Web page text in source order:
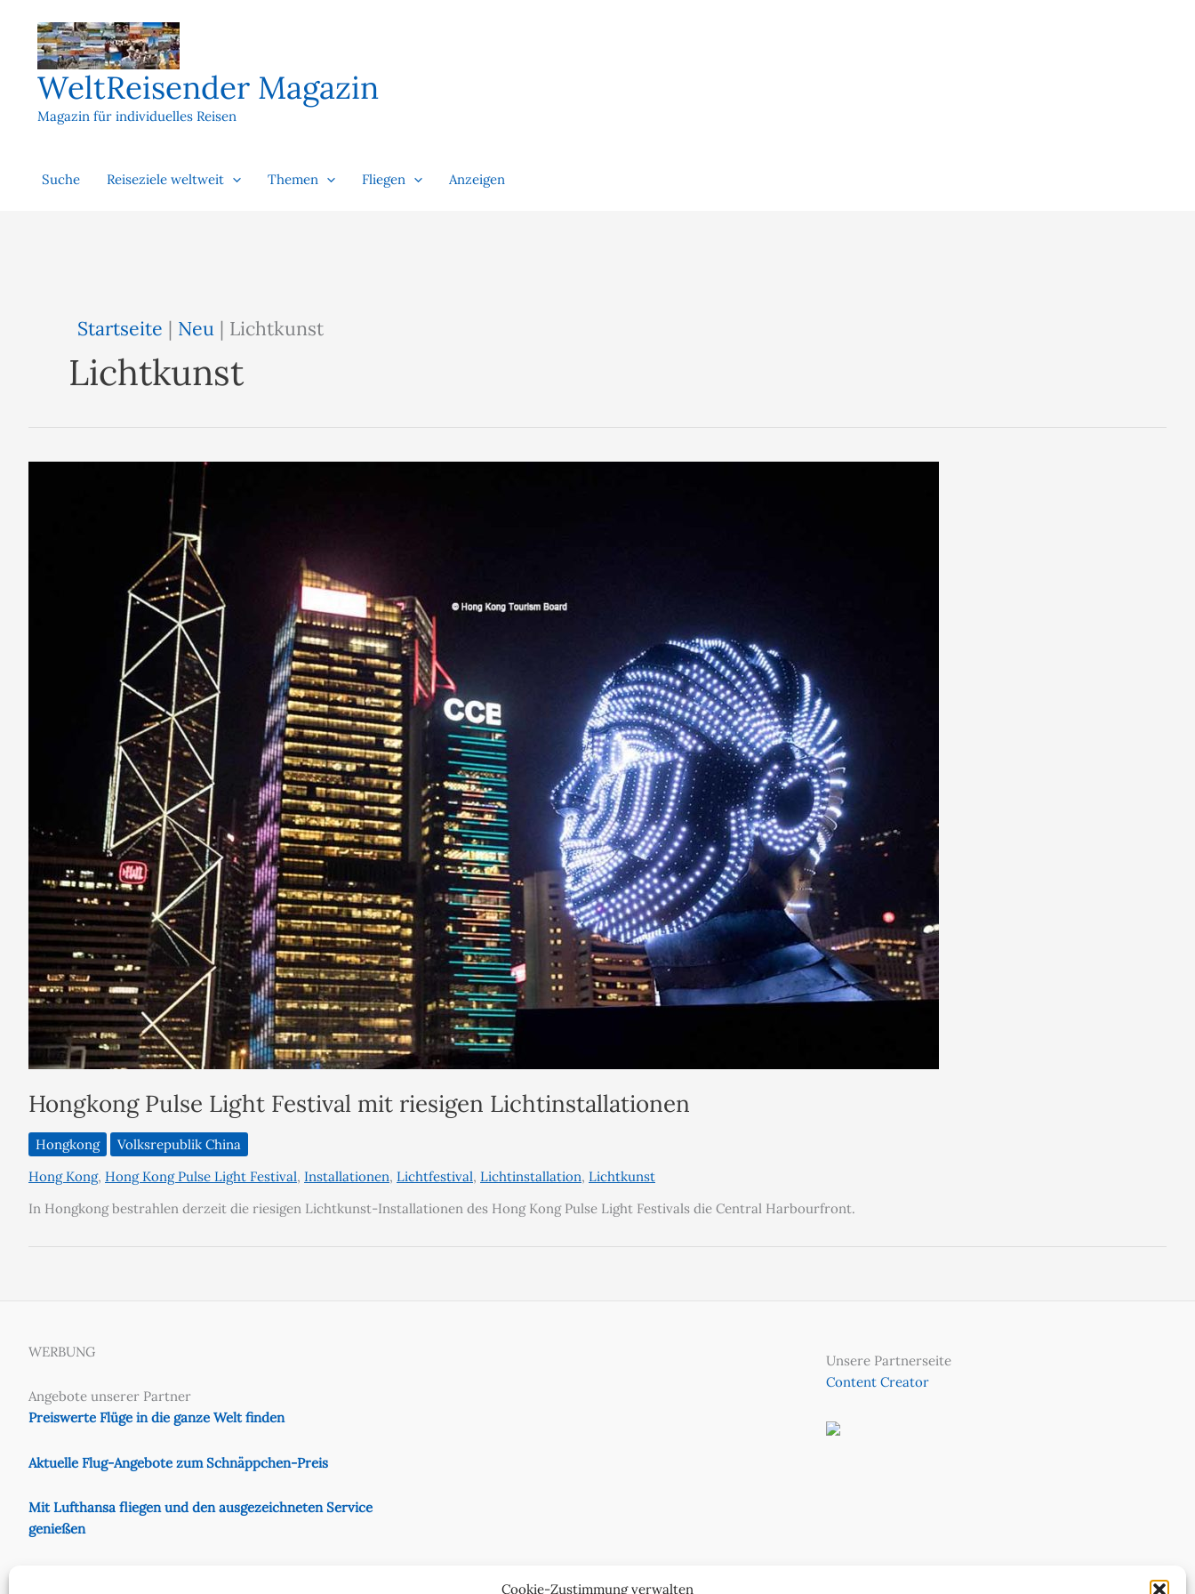
Cookie-Zustimmung verwalten
springen
WeltReisender Magazin
Magazin für individuelles Reisen
Suche Reiseziele weltweit Themen Fliegen Anzeigen
Startseite | Neu | Lichtkunst
Lichtkunst
Hongkong Pulse Light Festival mit riesigen Lichtinstallationen
Hongkong
Volksrepublik China
Hong Kong, Hong Kong Pulse Light Festival, Installationen, Lichtfestival, Lichtinstallation, Lichtkunst
In Hongkong bestrahlen derzeit die riesigen Lichtkunst-Installationen des Hong Kong Pulse Light Festivals die Central Harbourfront.
WERBUNG
Angebote unserer Partner
Preiswerte Flüge in die ganze Welt finden
Aktuelle Flug-Angebote zum Schnäppchen-Preis
Mit Lufthansa fliegen und den ausgezeichneten Service
genießen
Unsere Partnerseite
Content Creator